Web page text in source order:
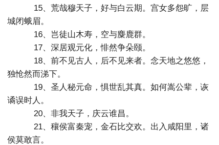
15、荒哉穆天子，好与白云期。宫女多怨旷，层
城闭蛾眉。
16、岂徒山木寿，空与麋鹿群。
17、深居观元化，悱然争朵颐。
18、前不见古人，后不见来者。念天地之悠悠，
独怆然而涕下。
19、圣人秘元命，惧世乱其真。如何嵩公辈，诙
谲误时人。
20、非我天子，庆云谁昌。
21、穰侯富秦宠，金石比交欢。出入咸阳里，诸
侯莫敢言。